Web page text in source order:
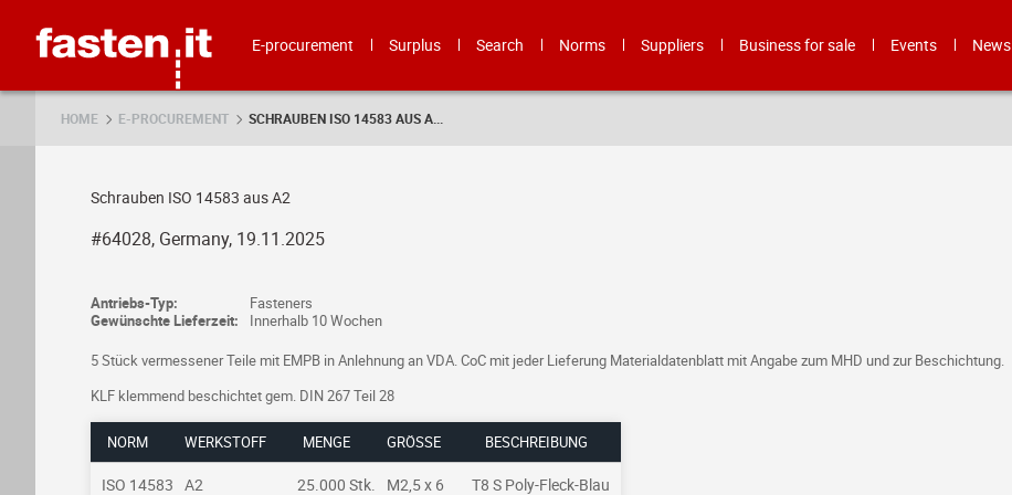
E-procurement Surplus Search Norms Suppliers Business for sale Events News
HOME E-PROCUREMENT SCHRAUBEN ISO 14583 AUS A...
Schrauben ISO 14583 aus A2
#64028, Germany, 19.11.2025
Antriebs-Typ:
Fasteners
Gewünschte Lieferzeit:
Innerhalb 10 Wochen
5 Stück vermessener Teile mit EMPB in Anlehnung an VDA. CoC mit jeder Lieferung Materialdatenblatt mit Angabe zum MHD und zur Beschichtung.
KLF klemmend beschichtet gem. DIN 267 Teil 28
NORM WERKSTOFF MENGE GRÖSSE BESCHREIBUNG
ISO 14583 A2 25.000 Stk. M2,5 x 6 T8 S Poly-Fleck-Blau